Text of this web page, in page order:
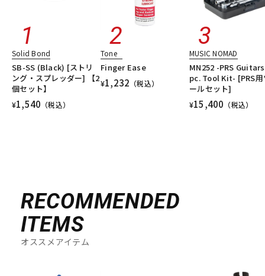
Solid Bond
SB-SS (Black) [ストリ
ング・スプレッダー] 【2
個セット】
¥1,540 （税込）
Tone
Finger Ease
¥1,232 （税込）
MUSIC NOMAD
MN252 -PRS
pc. Tool Kit- [PRS用
ールセット]
¥15,400 （税込）
RECOMMENDED
ITEMS
オススメアイテム